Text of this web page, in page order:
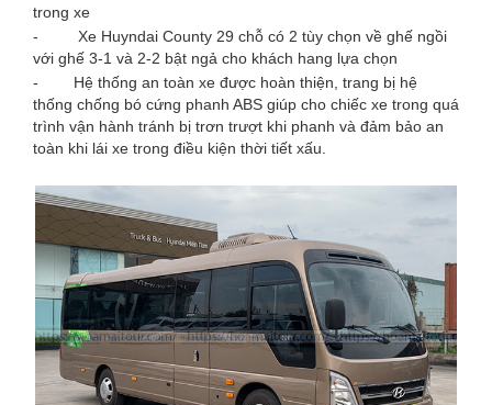
trong xe
- Xe Huyndai County 29 chỗ có 2 tùy chọn về ghế ngồi
với ghế 3-1 và 2-2 bật ngả cho khách hang lựa chọn
- Hệ thống an toàn xe được hoàn thiện, trang bị hệ
thống chống bó cứng phanh ABS giúp cho chiếc xe trong quá
trình vận hành tránh bị trơn trượt khi phanh và đảm bảo an
toàn khi lái xe trong điều kiện thời tiết xấu.